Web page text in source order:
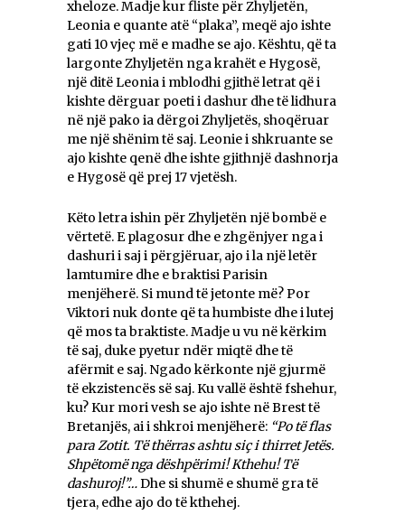
xheloze. Madje kur fliste për Zhyljetën,
Leonia e quante atë “plaka”, meqë ajo ishte
gati 10 vjeç më e madhe se ajo. Kështu, që ta
largonte Zhyljetën nga krahët e Hygosë,
një ditë Leonia i mblodhi gjithë letrat që i
kishte dërguar poeti i dashur dhe të lidhura
në një pako ia dërgoi Zhyljetës, shoqëruar
me një shënim të saj. Leonie i shkruante se
ajo kishte qenë dhe ishte gjithnjë dashnorja
e Hygosë që prej 17 vjetësh.
Këto letra ishin për Zhyljetën një bombë e
vërtetë. E plagosur dhe e zhgënjyer nga i
dashuri i saj i përgjëruar, ajo i la një letër
lamtumire dhe e braktisi Parisin
menjëherë. Si mund të jetonte më? Por
Viktori nuk donte që ta humbiste dhe i lutej
që mos ta braktiste. Madje u vu në kërkim
të saj, duke pyetur ndër miqtë dhe të
afërmit e saj. Ngado kërkonte një gjurmë
të ekzistencës së saj. Ku vallë është fshehur,
ku? Kur mori vesh se ajo ishte në Brest të
Bretanjës, ai i shkroi menjëherë: “Po të flas
para Zotit. Të thërras ashtu siç i thirret Jetës.
Shpëtomë nga dëshpërimi! Kthehu! Të
dashuroj!”…Dhe si shumë e shumë gra të
tjera, edhe ajo do të kthehej.